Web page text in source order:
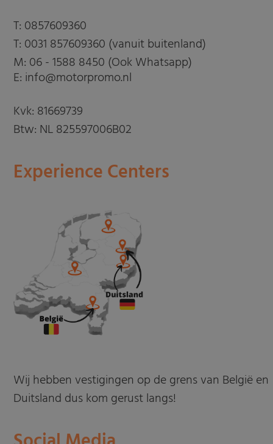
T: 0857609360
T: 0031 857609360 (vanuit buitenland)
M: 06 - 1588 8450 (Ook Whatsapp)
E: info@motorpromo.nl
Kvk: 81669739
Btw: NL 825597006B02
Experience Centers
Wij hebben vestigingen op de grens van België en
Duitsland dus kom gerust langs!